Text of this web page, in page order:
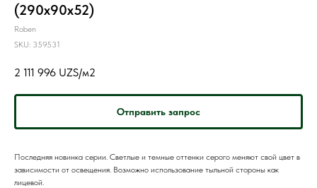
(290x90x52)
Roben
SKU: 359531
2 111 996 UZS/м2
Отправить запрос
Последняя новинка серии. Светлые и темные оттенки серого меняют свой цвет в
зависимости от освещения. Возможно использование тыльной стороны как
лицевой.